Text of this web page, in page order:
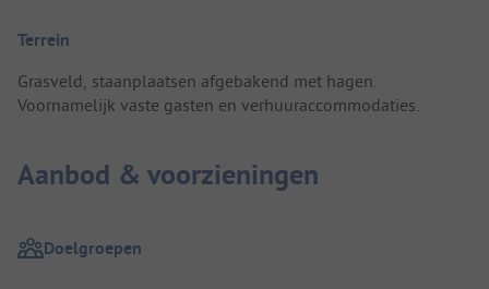
Terrein
Grasveld, staanplaatsen afgebakend met hagen.
Voornamelijk vaste gasten en verhuuraccommodaties.
Aanbod & voorzieningen
Doelgroepen